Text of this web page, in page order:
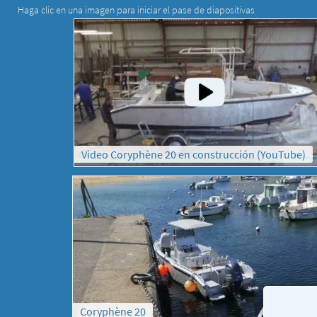
Haga clic en una imagen para iniciar el pase de diapositivas
Video Coryphène 20 en construcción (YouTube)
Coryphène 20